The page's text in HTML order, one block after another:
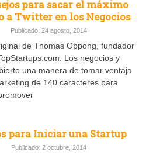
para sacar el máximo
a Twitter en los Negocios
Publicado: 24 agosto, 2014
de Thomas Oppong, fundador
Los negocios y
una manera de tomar ventaja
de 140 caracteres para
para Iniciar una Startup
Publicado: 2 octubre, 2014